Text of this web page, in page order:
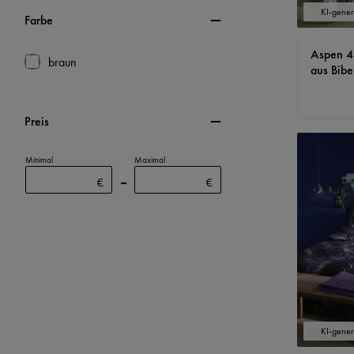
Farbe
braun
Preis
Minimal
€ –
Maximal
€
KI-
Aspen
aus
KI-